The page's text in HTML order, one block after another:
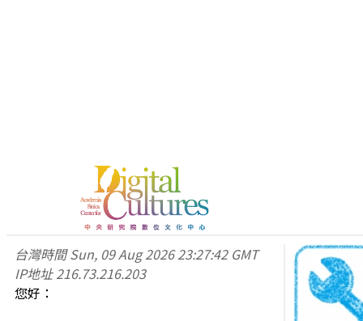
台灣時間Sun, 09 Aug 2026 23:27:42 GMT
IP地址216.73.216.203
您好：